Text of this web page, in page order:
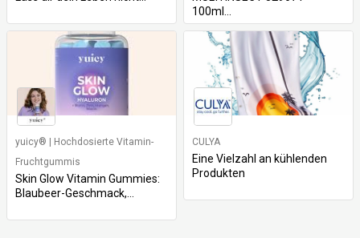
100ml...
yuicy® | Hochdosierte Vitamin-
Fruchtgummis
Skin Glow Vitamin Gummies:
Blaubeer-Geschmack,...
CULYA
Eine Vielzahl an kühlenden
Produkten